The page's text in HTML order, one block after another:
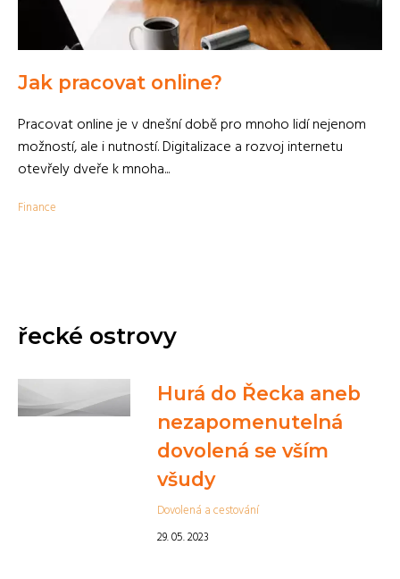
Jak pracovat online?
Pracovat online je v dnešní době pro mnoho lidí nejenom
možností, ale i nutností. Digitalizace a rozvoj internetu
otevřely dveře k mnoha...
Finance
řecké ostrovy
Hurá do Řecka aneb
nezapomenutelná
dovolená se vším
všudy
Dovolená a cestování
29. 05. 2023